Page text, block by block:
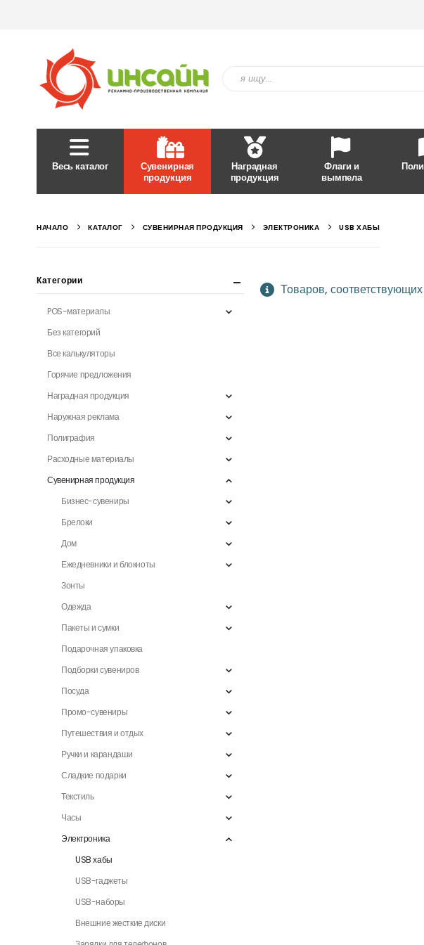
Весь каталог
Сувенирная
продукция
Наградная
продукция
Флаги и
вымпела
НАЧАЛО КАТАЛОГ СУВЕНИРНАЯ ПРОДУКЦИЯ ЭЛЕКТРОНИКА USB ХАБЫ
Товаров,
Категории
POS-материалы
Без категорий
Все калькуляторы
Горячие предложения
Наградная продукция
Наружная реклама
Полиграфия
Расходные материалы
Сувенирная продукция
Бизнес-сувениры
Брелоки
Дом
Ежедневники и блокноты
Зонты
Одежда
Пакеты и сумки
Подарочная упаковка
Подборки сувениров
Посуда
Промо-сувениры
Путешествия и отдых
Ручки и карандаши
Сладкие подарки
Текстиль
Часы
Электроника
USB хабы
USB-гаджеты
USB-наборы
Внешние жесткие диски